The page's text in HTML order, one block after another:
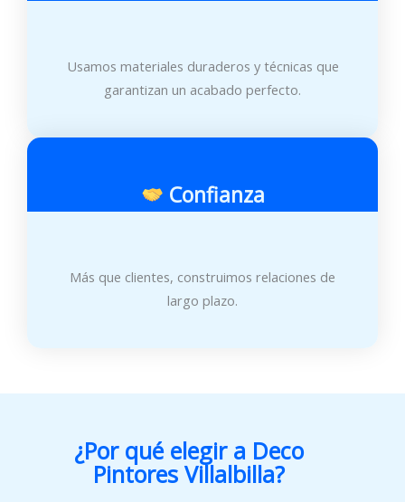
Usamos materiales duraderos y técnicas que
garantizan un acabado perfecto.
Confianza
Más que clientes, construimos relaciones de
largo plazo.
¿Por qué elegir a Deco
Pintores Villalbilla?